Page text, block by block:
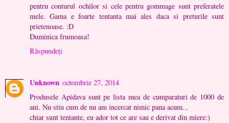
pentru conturul ochilor si cele pentru gommage sunt preferatele
mele. Gama e foarte tentanta mai ales daca si preturile sunt
prietenoase. :D
Duminica frumoasa!
Răspundeți
Unknown octombrie 27, 2014
Produsele Apidava sunt pe lista mea de cumparaturi de 1000 de
ani. Nu stiu cum de nu am incercat nimic pana acum...
chiar sunt tentante, eu ador tot ce are sau e derivat din miere:)